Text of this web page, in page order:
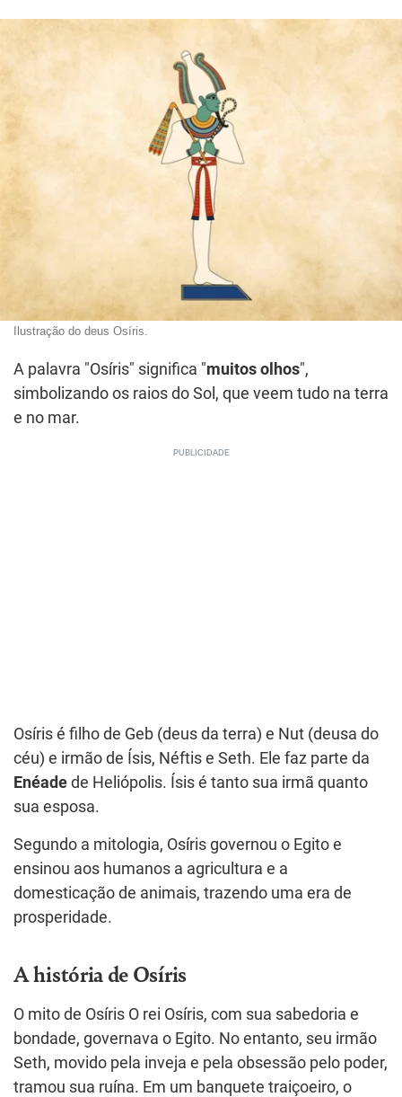
Ilustração do deus Osíris.
A palavra "Osíris" significa "muitos olhos",
simbolizando os raios do Sol, que veem tudo na terra
e no mar.
Osíris é filho de Geb (deus da terra) e Nut (deusa do
céu) e irmão de Ísis, Néftis e Seth. Ele faz parte da
Enéade de Heliópolis. Ísis é tanto sua irmã quanto
sua esposa.
Segundo a mitologia, Osíris governou o Egito e
ensinou aos humanos a agricultura e a
domesticação de animais, trazendo uma era de
prosperidade.
A história de Osíris
O mito de Osíris O rei Osíris, com sua sabedoria e
bondade, governava o Egito. No entanto, seu irmão
Seth, movido pela inveja e pela obsessão pelo poder,
tramou sua ruína. Em um banquete traiçoeiro, o